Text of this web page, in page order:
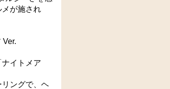
メが施され
Ver.
イトメア
ングで、ヘ